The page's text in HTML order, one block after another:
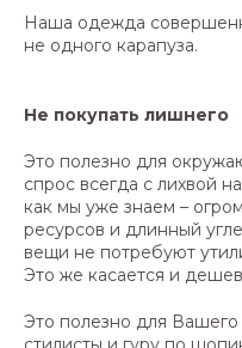
Наша одежда
не одного карапуза.
Не покупать лишнего
Это полезно для
спрос всегда с лихвой
как мы уже знаем –
ресурсов и длинный
вещи не потребуют
Это же касается и
Это полезно для Вашего